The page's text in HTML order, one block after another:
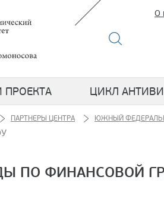
О
ПРОЕКТА ЦИКЛ
ПАРТНЕРЫ ЦЕНТРА ЮЖНЫЙ
ПО ФИНАНСОВОЙ